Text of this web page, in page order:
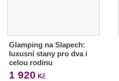
Glamping na Slapech:
luxusní stany pro dva i
celou rodinu
1 920 Kč